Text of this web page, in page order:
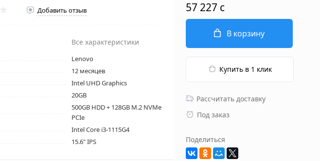
Добавить отзыв
Все характеристики
Lenovo
12 месяцев
Intel UHD Graphics
20GB
500GB HDD + 128GB M.2 NVMe
PCIe
Intel Core i3-1115G4
15.6" IPS
57 227 c
В корзину
Купить в 1 клик
Рассчитать доставку
Под заказ
Поделиться